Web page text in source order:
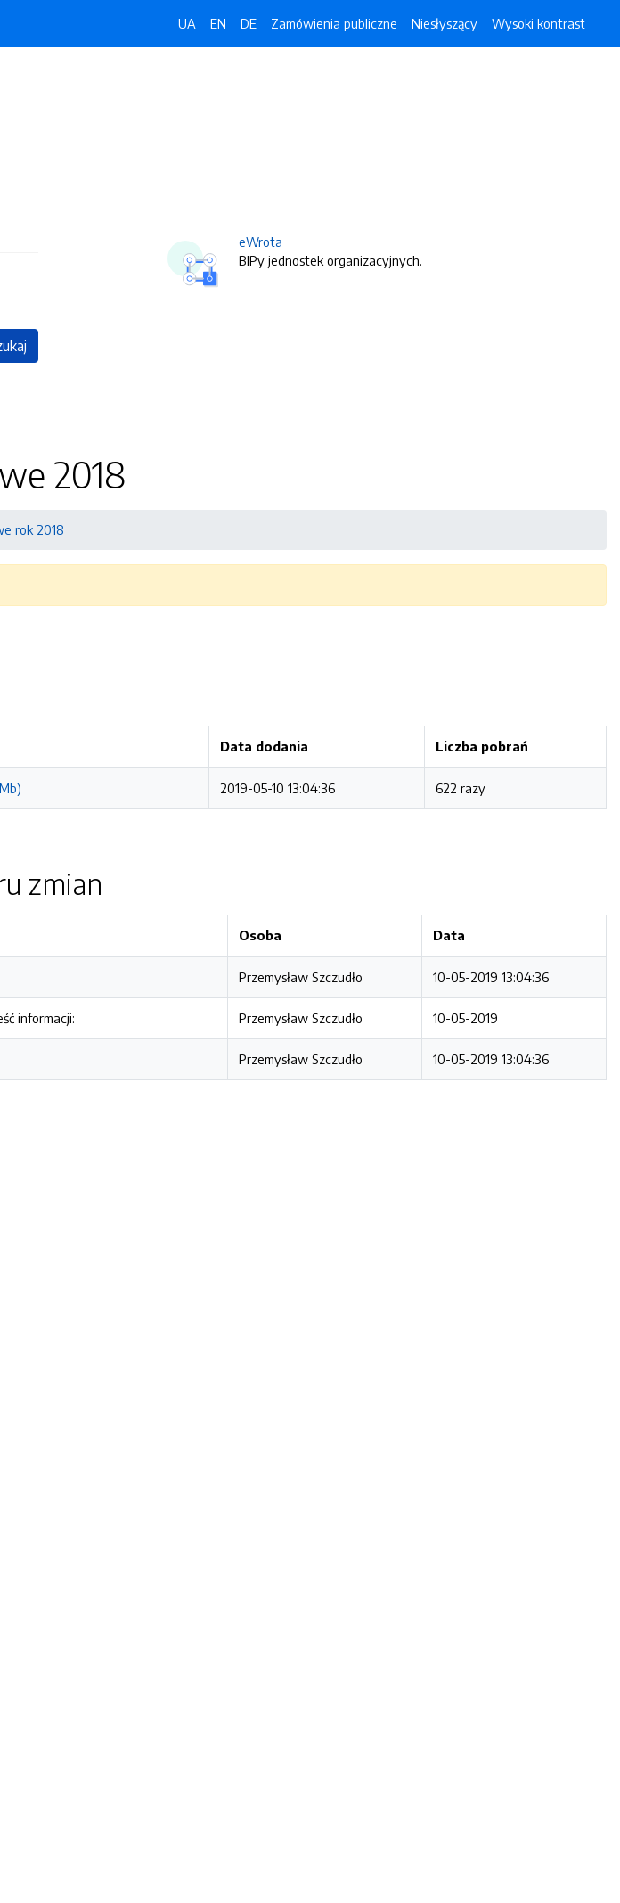
UA EN DE Zamówienia publiczne Niesłyszący Wysoki kontrast
eWrota
BIPy jednostek organizacyjnych.
2018
rok 2018
Data dodania Liczba pobrań
2019-05-10 13:04:36 622 razy
zmian
Osoba Data
Przemysław Szczudło 10-05-2019 13:04:36
informacji: Przemysław Szczudło 10-05-2019
Przemysław Szczudło 10-05-2019 13:04:36